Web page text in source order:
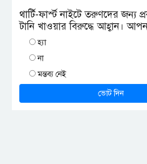
থার্টি-ফার্স্ট নাইটে তরুণদের জন্য
টানি খাওয়ার বিরুদ্ধে আহ্বান।
হ্যা
না
মন্তব্য নেই
ভোট দিন